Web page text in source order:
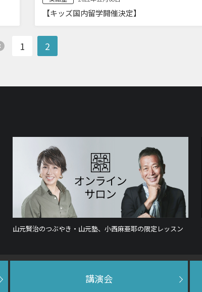
【キッズ国内留学開催決定】
1 2
山元賢治のつぶやき・山元塾、小西麻亜耶の限定レッスン
講演会